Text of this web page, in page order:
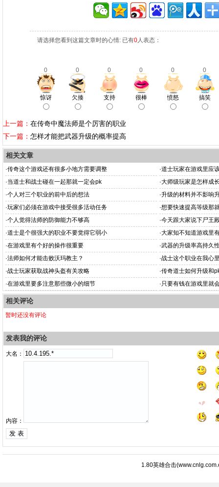
请选择您看到这篇文章时的心情: 已有0人表态：
0 0 0 0 0 0
惊讶 欠揍 支持 很棒 愤怒 搞笑
上一篇： 在传奇中魔法师是个厉害的职业
下一篇： 怎样才能把武器升级的概率提高
相关文章
·传奇这个游戏还有很多小地方需要调整 ·道士玩家在游戏里应
·当道士和战士碰在一起那就一定会pk ·大师级玩家是怎样成
·个人对三个职业的前中后的想法 ·升级的材料并不影响
·玩家们必须在游戏中接受很多活动任务 ·想要快速提高等级那
·个人觉得法师的防御能力不够高 ·今天跟大家说下尸王
·道士是个很强大的职业不要觉得它弱小 ·大家知不知道游戏里
·在游戏里有个好的操作很重要 ·武器的升级率高持久
·法师如何才能击败沃玛教主？ ·战士这个职业在我心
·战士玩家获取战神头盔有关攻略 ·传奇道士如何升级和
·在游戏里要多注意那些微小的细节 ·只要有钱在游戏里就
相关评论
暂时还没有评论
发表我的评论
大名：
内容：
1.80英雄合击(